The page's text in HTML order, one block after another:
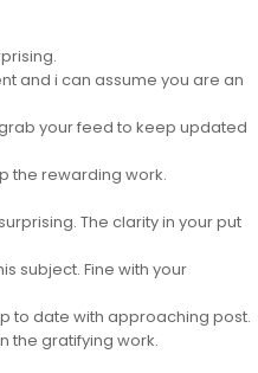
and i can assume you are an
your feed to keep updated
the rewarding work.
The clarity in your put
subject. Fine with your
to date with approaching post.
the gratifying work.